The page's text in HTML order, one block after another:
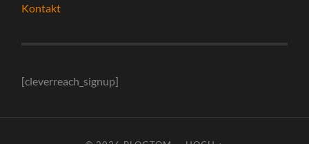
Kontakt
[cleverreach_signup]